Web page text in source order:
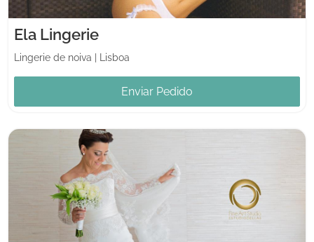
Ela Lingerie
Lingerie de noiva Lisboa
Enviar Pedido